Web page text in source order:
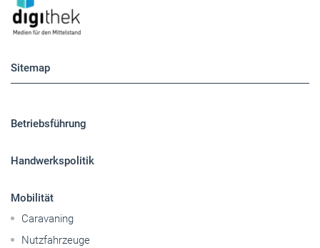
Sitemap
Betriebsführung
Handwerkspolitik
Mobilität
Caravaning
Nutzfahrzeuge